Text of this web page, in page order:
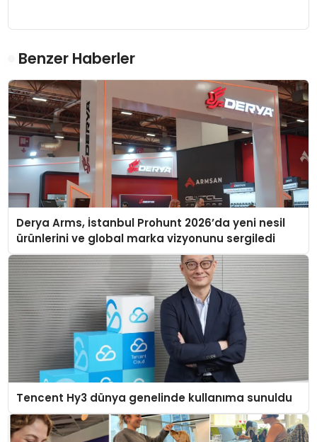
Benzer Haberler
Derya Arms, İstanbul Prohunt 2026’da yeni nesil
ürünlerini ve global marka vizyonunu sergiledi
Tencent Hy3 dünya genelinde kullanıma sunuldu